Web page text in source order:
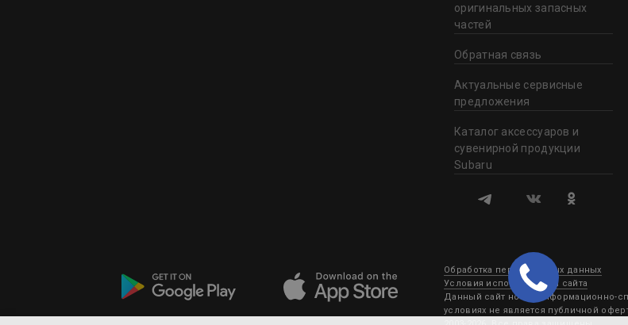
оригинальных запасных
частей
Обратная связь
Актуальные сервисные
предложения
Каталог аксессуаров и
сувенирной продукции
Subaru
Обработка персональных данных
Условия использования сайта
Данный сайт носит информационно-
условиях не является публичной